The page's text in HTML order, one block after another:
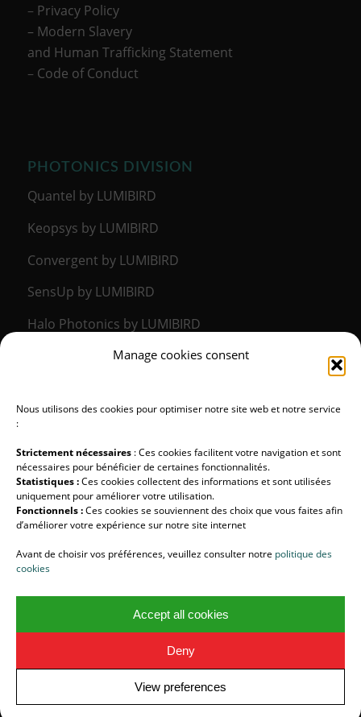
Manage cookies consent
Nous utilisons des cookies pour optimiser notre site web et notre service
:
Strictement nécessaires : Ces cookies facilitent votre navigation et sont
nécessaires pour bénéficier de certaines fonctionnalités.
Statistiques :Ces cookies collectent des informations et sont utilisées
uniquement pour améliorer votre utilisation.
Fonctionnels :Ces cookies se souviennent des choix que vous faites afin
d’améliorer votre expérience sur notre site internet
Avant de choisir vos préférences, veuillez consulter notre politique des
cookies
Accept all cookies
Deny
View preferences
– Privacy Policy
– Modern Slavery
and Human Trafficking Statement
– Code of Conduct
PHOTONICS DIVISION
Quantel by LUMIBIRD
Keopsys by LUMIBIRD
Convergent by LUMIBIRD
SensUp by LUMIBIRD
Halo Photonics by LUMIBIRD
Lumibird Medical
FOLLOW US !
LUMIBIRD
Lumibird Medical
English